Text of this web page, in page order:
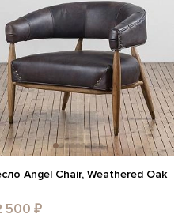
Angel Chair, Weathered Oak
500 ₽